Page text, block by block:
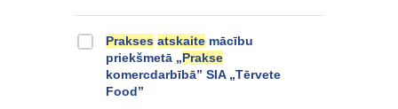
Prakses atskaite mācību
priekšmetā „Prakse
komercdarbībā” SIA „Tērvete
Food”